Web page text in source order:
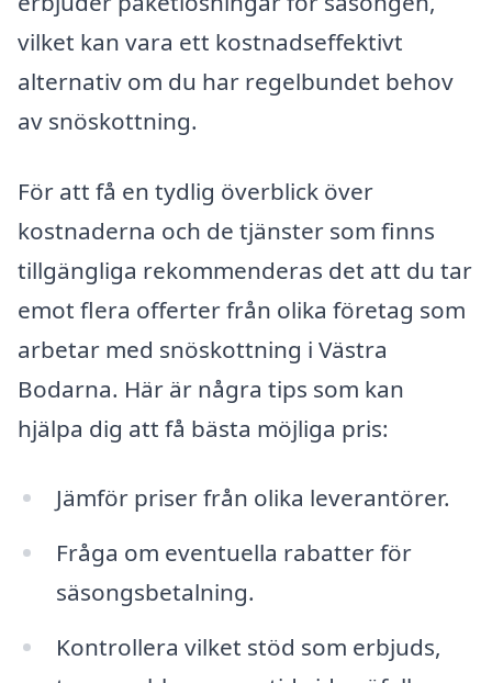
vilket kan vara ett kostnadseffektivt
alternativ om du har regelbundet behov
av snöskottning.
För att få en tydlig överblick över
kostnaderna och de tjänster som finns
tillgängliga rekommenderas det att du tar
emot flera offerter från olika företag som
arbetar med snöskottning i Västra
Bodarna. Här är några tips som kan
hjälpa dig att få bästa möjliga pris:
Jämför priser från olika leverantörer.
Fråga om eventuella rabatter för
säsongsbetalning.
Kontrollera vilket stöd som erbjuds,